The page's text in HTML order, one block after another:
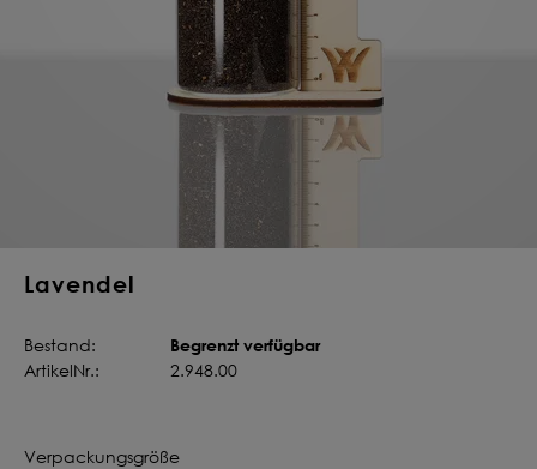
Lavendel
Verpackungsgröße
Bestand: Begrenzt verfügbar
ArtikelNr.: 2.948.00
Deine Saat-
konfigurieren
QUALITÄT VOM PROFI
INDIVIDUELL FÜR DICH
JETZT KONFIGURIEREN